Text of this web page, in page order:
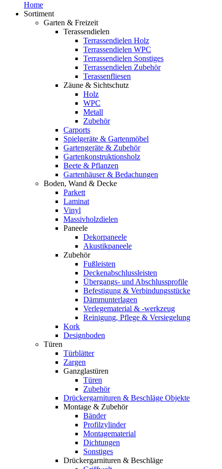
Home
Sortiment
Garten & Freizeit
Terassendielen
Terrassendielen Holz
Terrassendielen WPC
Terrassendielen Sonstiges
Terrassendielen Zubehör
Terassenfliesen
Zäune & Sichtschutz
Holz
WPC
Metall
Zubehör
Carports
Spielgeräte & Gartenmöbel
Gartengeräte & Zubehör
Gartenkonstruktionsholz
Beete & Pflanzen
Gartenhäuser & Bedachungen
Boden, Wand & Decke
Parkett
Laminat
Vinyl
Massivholzdielen
Paneele
Dekorpaneele
Akustikpaneele
Zubehör
Fußleisten
Deckenabschlussleisten
Übergangs- und Abschlussprofile
Befestigung & Verbindungsstücke
Dämmunterlagen
Verlegematerial & -werkzeug
Reinigung, Pflege & Versiegelung
Kork
Designboden
Türen
Türblätter
Zargen
Ganzglastüren
Türen
Zubehör
Drückergarnituren & Beschläge Objekte
Montage & Zubehör
Bänder
Profilzylinder
Montagematerial
Dichtungen
Sonstiges
Drückergarnituren & Beschläge